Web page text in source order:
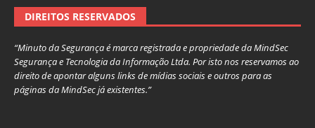
DIREITOS RESERVADOS
“Minuto da Segurança é marca registrada e propriedade da MindSec
Segurança e Tecnologia da Informação Ltda. Por isto nos reservamos ao
direito de apontar alguns links de mídias sociais e outros para as
páginas da MindSec já existentes.”